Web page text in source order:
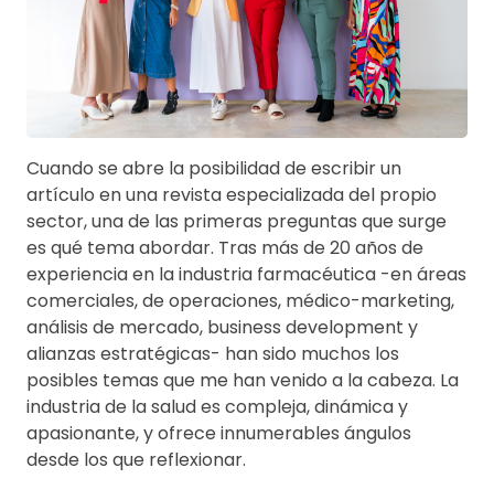
Cuando se abre la posibilidad de escribir un
artículo en una revista especializada del propio
sector, una de las primeras preguntas que surge
es qué tema abordar. Tras más de 20 años de
experiencia en la industria farmacéutica -en áreas
comerciales, de operaciones, médico-marketing,
análisis de mercado, business development y
alianzas estratégicas- han sido muchos los
posibles temas que me han venido a la cabeza. La
industria de la salud es compleja, dinámica y
apasionante, y ofrece innumerables ángulos
desde los que reflexionar.